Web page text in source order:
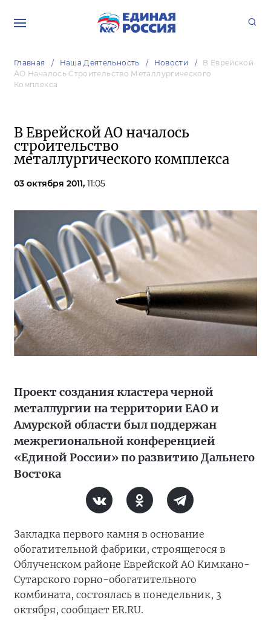
Главная Наша Деятельность Новости
В Еврейской
АО Началось Строительство Металлургического
Комплекса
В Еврейской АО началось
строительство
металлургического комплекса
03 октября 2011, 11:05
Проект создания кластера черной
металлургии на территории ЕАО и
Амурской области был поддержан
межрегиональной конференцией
«Единой России» по развитию Дальнего
Востока
Закладка первого камня в основание
обогатительной фабрики, строящегося в
Облученском районе Еврейской АО Кимкано-
Сутарского горно-обогатительного
комбината, состоялась в понедельник, 3
октября, сообщает ER.RU.